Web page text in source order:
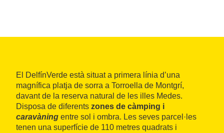
El DelfínVerde està situat a primera línia d’una
magnífica platja de sorra a Torroella de Montgrí,
davant de la reserva natural de les illes Medes.
Disposa de diferents zones de càmping i
caravàning entre sol i ombra. Les seves parcel·les
tenen una superfície de 110 metres quadrats i